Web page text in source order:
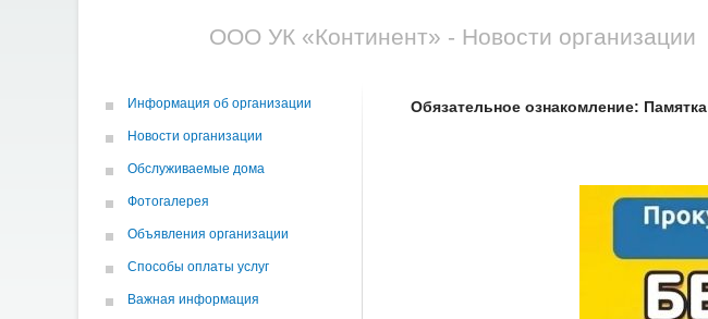
ООО УК «Континент» - Новости организации
Информация об организации
Новости организации
Обслуживаемые дома
Фотогалерея
Объявления организации
Способы оплаты услуг
Важная информация
Обязательное ознакомление: Памятка